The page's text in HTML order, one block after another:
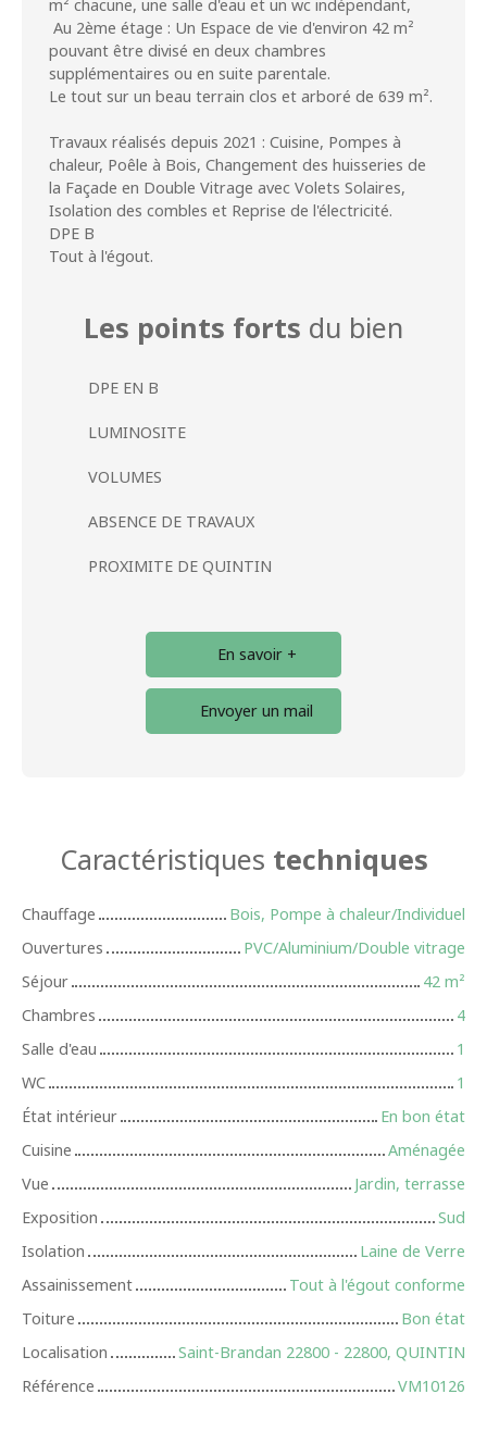
m² chacune, une salle d'eau et un wc indépendant,
Au 2ème étage : Un Espace de vie d'environ 42 m²
pouvant être divisé en deux chambres
supplémentaires ou en suite parentale.
Le tout sur un beau terrain clos et arboré de 639 m².
Travaux réalisés depuis 2021 : Cuisine, Pompes à
chaleur, Poêle à Bois, Changement des huisseries de
la Façade en Double Vitrage avec Volets Solaires,
Isolation des combles et Reprise de l'électricité.
DPE B
Tout à l'égout.
Les points forts du bien
DPE EN B
LUMINOSITE
VOLUMES
ABSENCE DE TRAVAUX
PROXIMITE DE QUINTIN
En savoir +
Envoyer un mail
Caractéristiques techniques
Chauffage
Bois, Pompe à chaleur/Individuel
Ouvertures
PVC/Aluminium/Double vitrage
Séjour
42 m²
Chambres
4
Salle d'eau
1
WC
1
État intérieur
En bon état
Cuisine
Aménagée
Vue
Jardin, terrasse
Exposition
Sud
Isolation
Laine de Verre
Assainissement
Tout à l'égout conforme
Toiture
Bon état
Localisation
Saint-Brandan 22800 - 22800, QUINTIN
Référence
VM10126